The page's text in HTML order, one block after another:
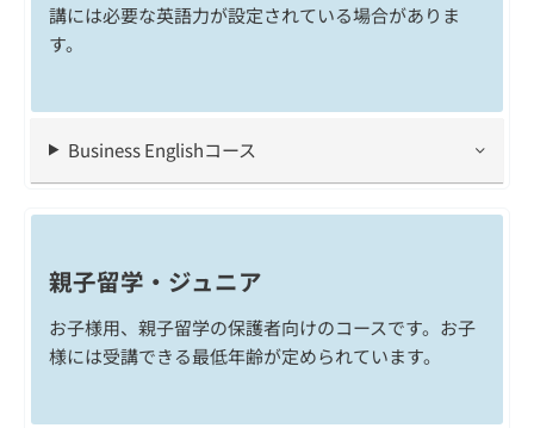
講には必要な英語力が設定されている場合がありま
す。
Business Englishコース
親子留学・ジュニア
お子様用、親子留学の保護者向けのコースです。お子
様には受講できる最低年齢が定められています。